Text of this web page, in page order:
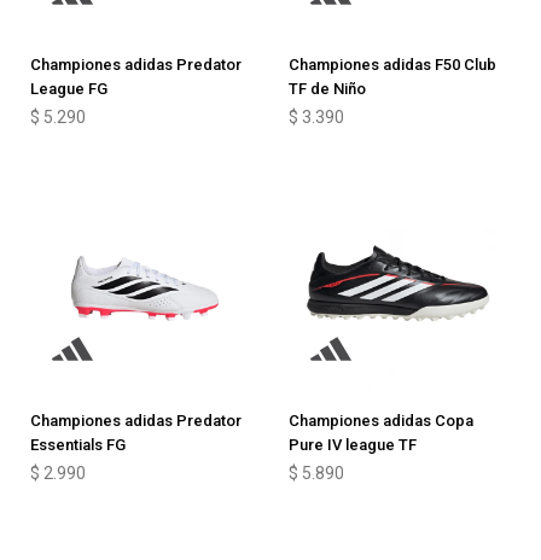
Championes adidas Predator
League FG
$ 5.290
Championes adidas F50 Club
TF de Niño
$ 3.390
Championes adidas Predator
Essentials FG
$ 2.990
Championes adidas Copa
Pure IV league TF
$ 5.890